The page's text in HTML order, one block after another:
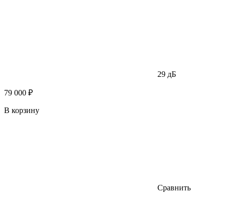
29 дБ
79 000 ₽
В корзину
Сравнить